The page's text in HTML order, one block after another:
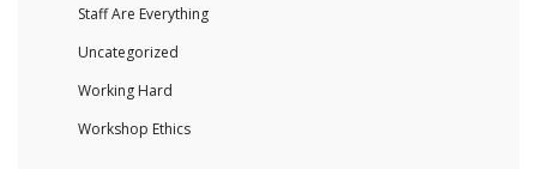
Staff Are Everything
Uncategorized
Working Hard
Workshop Ethics